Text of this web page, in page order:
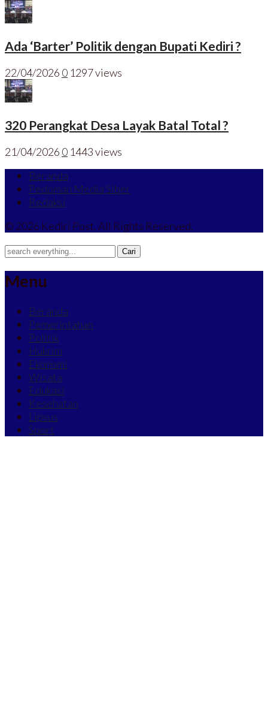
Ada ‘Barter’ Politik dengan Bupati Kediri ?
22/04/2026 0 1297 views
320 Perangkat Desa Layak Batal Total ?
21/04/2026 0 1443 views
Beranda
Pedoman Media Siber
Redaksi
© 2026 Kediri Post. All Rights Reserved.
Menu
Beranda
Pemerintahan
Politik
Hukrim
Ekonomi
Wisata
Edukasi
Kesehatan
Lipsus
Sport